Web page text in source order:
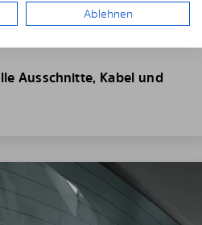
dazuhinter der
Ausschnitte, Kabel und
Ablehnen